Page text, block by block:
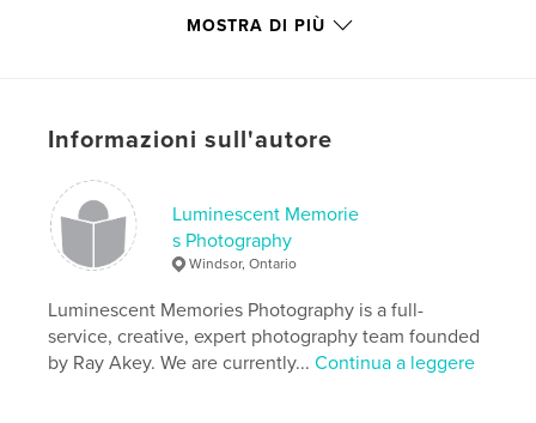
Sito web dell'autore
http://akeyphoto.com
Categoria principale: Libri d'arte e fotografia
Categorie aggiuntive
Formato del progetto:Verticale standard, 20×25 cm
N° di pagine:
78
Copertina morbida: 9798317555894
Data di pubblicazione:ago 23, 2011
Lingua English
MOSTRA DI PIÙ
Informazioni sull'autore
Luminescent Memorie
s Photography
Windsor, Ontario
Luminescent Memories Photography is a full-
service, creative, expert photography team founded
by Ray Akey. We are currently...Continua a leggere